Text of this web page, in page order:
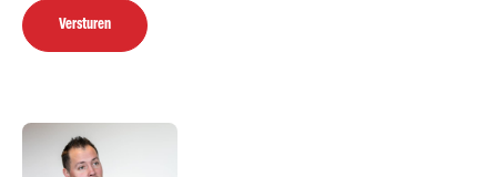
Versturen